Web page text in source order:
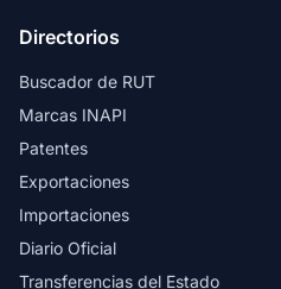
Directorios
Buscador de RUT
Marcas INAPI
Patentes
Exportaciones
Importaciones
Diario Oficial
Transferencias del Estado